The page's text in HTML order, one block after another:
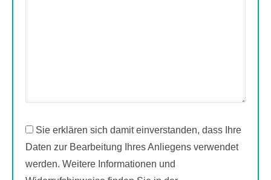
Sie erklären sich damit einverstanden, dass Ihre
Daten zur Bearbeitung Ihres Anliegens verwendet
werden. Weitere Informationen und